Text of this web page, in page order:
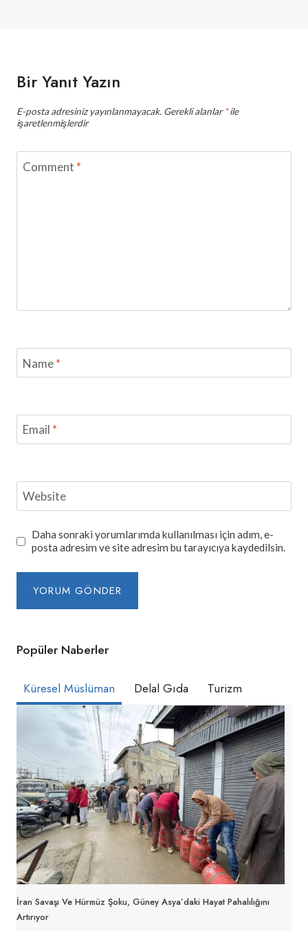
Bir Yanıt Yazın
E-posta adresiniz yayınlanmayacak. Gerekli alanlar*ile
işaretlenmişlerdir
Comment *
Name*
Email *
Website
Daha sonraki yorumlarımda kullanılması için adım, e-
posta adresim ve site adresim bu tarayıcıya kaydedilsin.
Popüler Naberler
Küresel Müslüman Delal Gıda Turizm
İran Savaşı Ve Hürmüz Şoku, Güney Asya’daki Hayat Pahalılığını
Artırıyor